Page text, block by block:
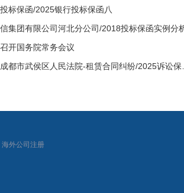
投标保函/2025银行投标保函八
开国务院常务会议
海外公司注册